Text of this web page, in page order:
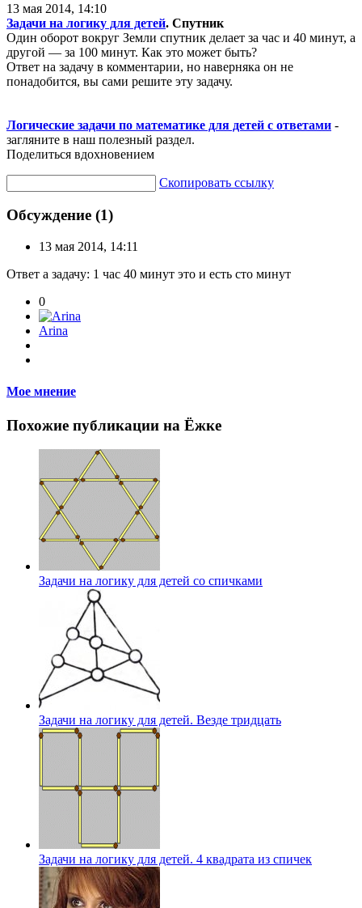
13 мая 2014, 14:10
Задачи на логику для детей. Спутник
Один оборот вокруг Земли спутник делает за час и 40 минут, а
другой — за 100 минут. Как это может быть?
Ответ на задачу в комментарии, но наверняка он не
понадобится, вы сами решите эту задачу.
Логические задачи по математике для детей с ответами -
загляните в наш полезный раздел.
Поделиться вдохновением
Скопировать ссылку
Обсуждение (1)
13 мая 2014, 14:11
Ответ а задачу: 1 час 40 минут это и есть сто минут
0
Arina
Мое мнение
Похожие публикации на Ёжке
Задачи на логику для детей со спичками
Задачи на логику для детей. Везде тридцать
Задачи на логику для детей. 4 квадрата из спичек